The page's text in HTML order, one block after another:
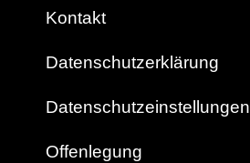
Kontakt
Datenschutzerklärung
Datenschutzeinstellungen
Offenlegung